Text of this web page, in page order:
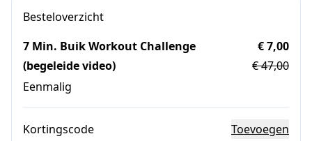
Besteloverzicht
7 Min. Buik Workout Challenge
(begeleide video)
Eenmalig
€ 7,00
€ 47,00
Kortingscode Toevoegen